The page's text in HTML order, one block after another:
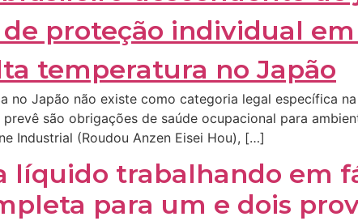
no Japão não existe como categoria legal específica
prevê são obrigações de saúde ocupacional para
Industrial (Roudou Anzen Eisei Hou), […]
líquido trabalhando em
para um e dois